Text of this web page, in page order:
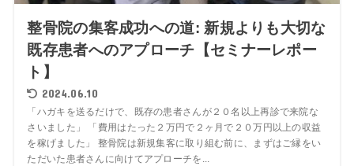
整骨院の集客成功への道: 新規よりも大切な
既存患者へのアプローチ【セミナーレポー
ト】
2024.06.10
「ハガキを送るだけで、既存の患者さんが２０名以上再診で来院な
さいました」 「費用はたった２万円で２ヶ月で２０万円以上の収益
を稼げました」 整骨院は新規集客に取り組む前に、まずはご縁をい
ただいた患者さんに向けてアプローチを...